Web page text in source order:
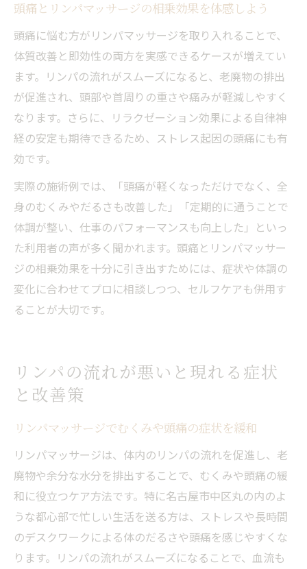
頭痛とリンパマッサージの相乗効果を体感しよう
頭痛に悩む方がリンパマッサージを取り入れることで、
体質改善と即効性の両方を実感できるケースが増えてい
ます。リンパの流れがスムーズになると、老廃物の排出
が促進され、頭部や首周りの重さや痛みが軽減しやすく
なります。さらに、リラクゼーション効果による自律神
経の安定も期待できるため、ストレス起因の頭痛にも有
効です。
実際の施術例では、「頭痛が軽くなっただけでなく、全
身のむくみやだるさも改善した」「定期的に通うことで
体調が整い、仕事のパフォーマンスも向上した」といっ
た利用者の声が多く聞かれます。頭痛とリンパマッサー
ジの相乗効果を十分に引き出すためには、症状や体調の
変化に合わせてプロに相談しつつ、セルフケアも併用す
ることが大切です。
リンパの流れが悪いと現れる症状
と改善策
リンパマッサージでむくみや頭痛の症状を緩和
リンパマッサージは、体内のリンパの流れを促進し、老
廃物や余分な水分を排出することで、むくみや頭痛の緩
和に役立つケア方法です。特に名古屋市中区丸の内のよ
うな都心部で忙しい生活を送る方は、ストレスや長時間
のデスクワークによる体のだるさや頭痛を感じやすくな
ります。リンパの流れがスムーズになることで、血流も